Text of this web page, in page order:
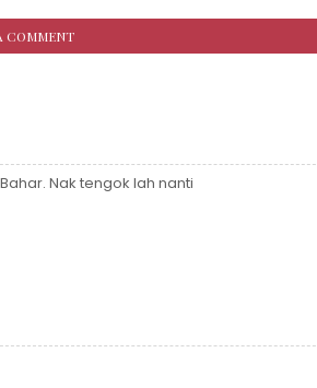
COMMENT
Nak tengok lah nanti